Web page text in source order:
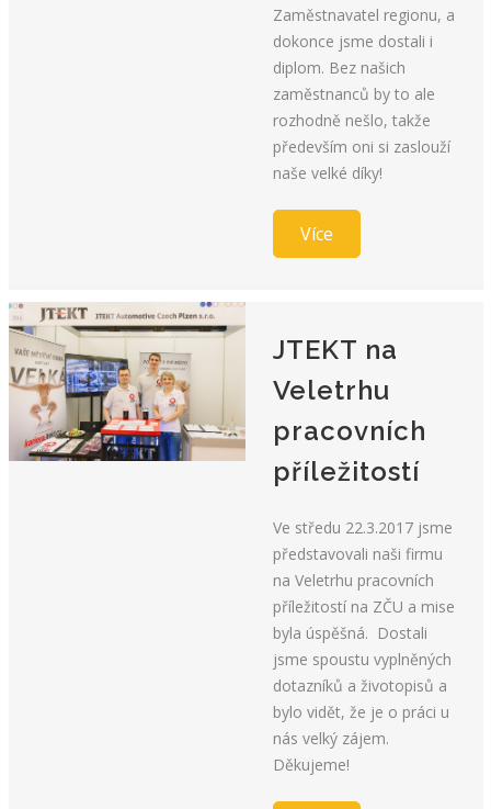
Zaměstnavatel regionu, a
dokonce jsme dostali i
diplom. Bez našich
zaměstnanců by to ale
rozhodně nešlo, takže
především oni si zaslouží
naše velké díky!
Více
JTEKT na
Veletrhu
pracovních
příležitostí
Ve středu 22.3.2017 jsme
představovali naši firmu
na Veletrhu pracovních
příležitostí na ZČU a mise
byla úspěšná. Dostali
jsme spoustu vyplněných
dotazníků a životopisů a
bylo vidět, že je o práci u
nás velký zájem.
Děkujeme!